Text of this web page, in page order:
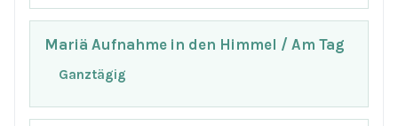
Mariä Aufnahme in den Himmel / Am Tag
Ganztägig